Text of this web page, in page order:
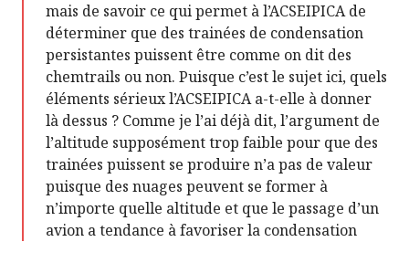
mais de savoir ce qui permet à l’ACSEIPICA de
déterminer que des trainées de condensation
persistantes puissent être comme on dit des
chemtrails ou non. Puisque c’est le sujet ici, quels
éléments sérieux l’ACSEIPICA a-t-elle à donner
là dessus ? Comme je l’ai déjà dit, l’argument de
l’altitude supposément trop faible pour que des
trainées puissent se produire n’a pas de valeur
puisque des nuages peuvent se former à
n’importe quelle altitude et que le passage d’un
avion a tendance à favoriser la condensation